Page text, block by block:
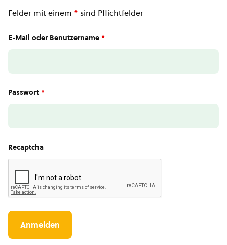
Felder mit einem * sind Pflichtfelder
E-Mail oder Benutzername *
Passwort *
Recaptcha